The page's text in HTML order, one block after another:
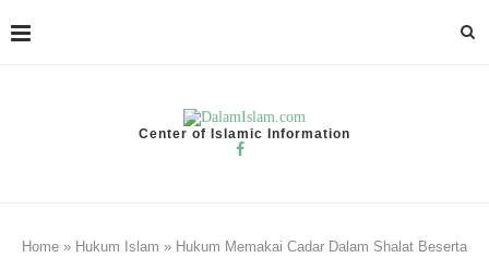
Center of Islamic Information
Home » Hukum Islam » Hukum Memakai Cadar Dalam Shalat Beserta